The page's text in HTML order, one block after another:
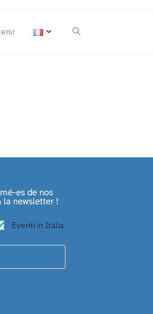
es de nos
la newsletter !
Eventi in Italia